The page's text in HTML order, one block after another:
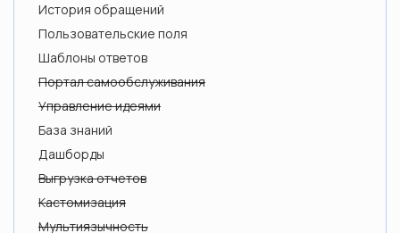
Twilio
Kayako
Sales Creatio
История обращений
Пользовательские поля
Шаблоны ответов
Портал самообслуживания
Управление идеями
База знаний
Дашборды
Выгрузка отчетов
Кастомизация
Мультиязычность